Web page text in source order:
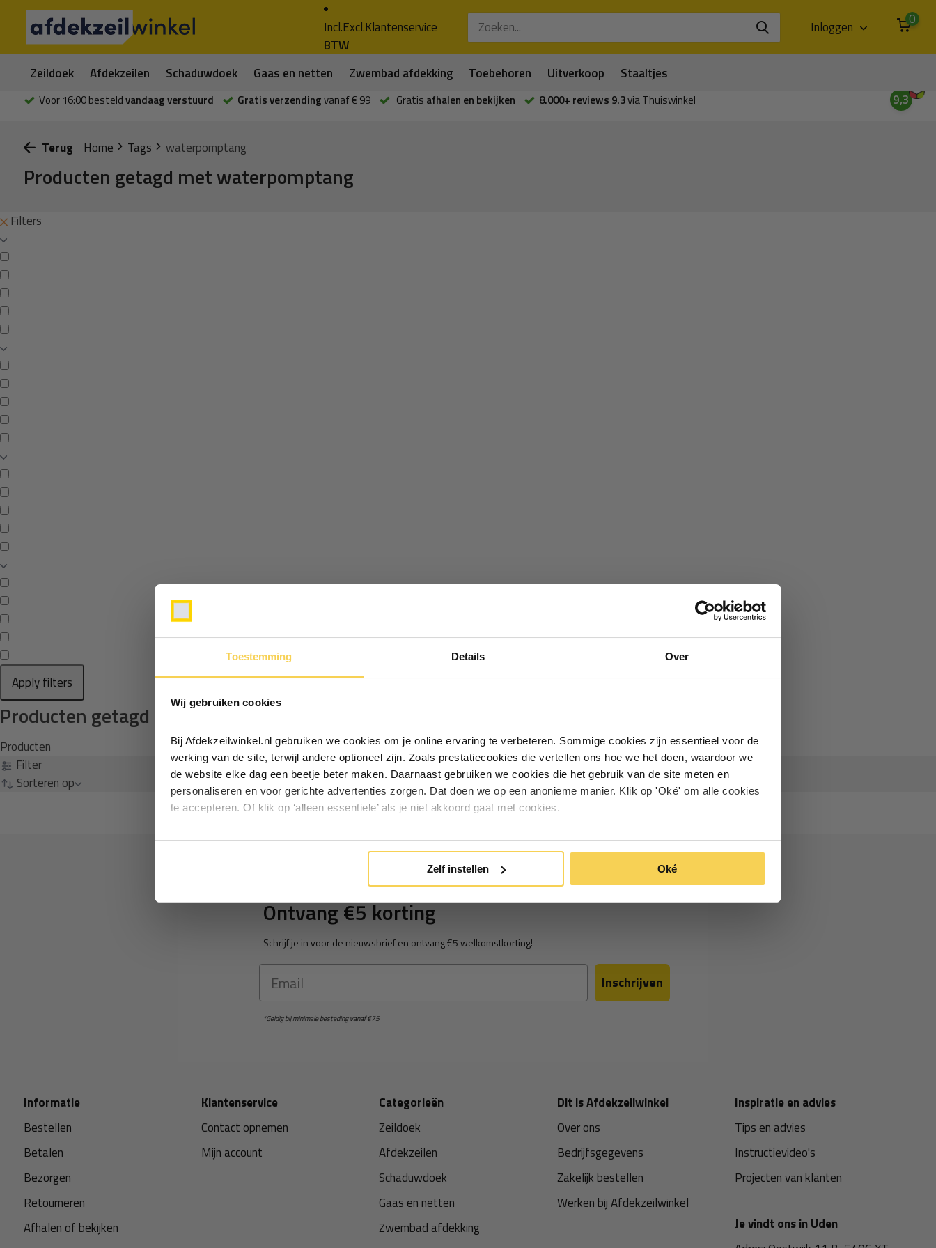
Toestemming Details Over
Wij gebruiken cookies
Bij Afdekzeilwinkel.nl gebruiken we cookies om je online ervaring te verbeteren. Sommige cookies zijn essentieel voor de
werking van de site, terwijl andere optioneel zijn. Zoals prestatiecookies die vertellen ons hoe we het doen, waardoor we
de website elke dag een beetje beter maken. Daarnaast gebruiken we cookies die het gebruik van de site meten en
personaliseren en voor gerichte advertenties zorgen. Dat doen we op een anonieme manier. Klik op 'Oké' om alle cookies
te accepteren. Of klik op ‘alleen essentiele’ als je niet akkoord gaat met cookies.
Zelf instellen Oké
Incl.Excl.
BTW
Klantenservice Inloggen 0
Zeildoek Afdekzeilen Schaduwdoek Gaas en netten Zwembad afdekking Toebehoren Uitverkoop Staaltjes
Voor 16:00 besteldvandaag verstuurd Gratis verzendingvanaf € 99 Gratis afhalen en bekijken 8.000+ reviews 9.3via Thuiswinkel 9,3
Terug Home Tags waterpomptang
Producten getagd met waterpomptang
Filters
Apply filters
Producten getagd met waterpomptang
Producten
Filter
Sorteren op
Ontvang €5 korting
Schrijf je in voor de nieuwsbrief en ontvang €5 welkomstkorting!
Email Inschrijven
*Geldig bij minimale besteding vanaf €75
Informatie
Bestellen
Betalen
Bezorgen
Retourneren
Afhalen of bekijken
Klantenservice
Contact opnemen
Mijn account
Categorieën
Zeildoek
Afdekzeilen
Schaduwdoek
Gaas en netten
Zwembad afdekking
Dit is Afdekzeilwinkel
Over ons
Bedrijfsgegevens
Zakelijk bestellen
Werken bij Afdekzeilwinkel
Inspiratie en advies
Tips en advies
Instructievideo's
Projecten van klanten
Je vindt ons in Uden
Ontvang €5,- korting!
ontvang €5,- welkomstkorting!
Particulier Zakelijk
Inschrijven